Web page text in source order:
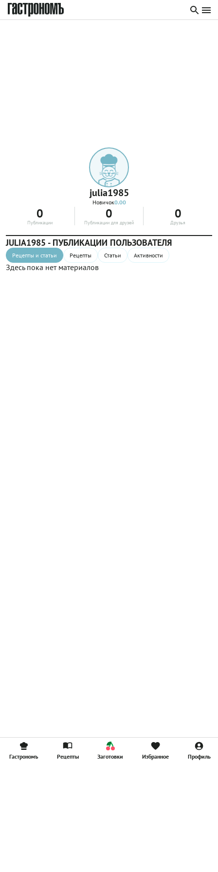
julia1985
Новичок0.00
0
Публикации
0
Публикации для друзей
0
Друзья
JULIA1985 - ПУБЛИКАЦИИ ПОЛЬЗОВАТЕЛЯ
Рецепты и статьи Рецепты Статьи Активности
Здесь пока нет материалов
Гастрономъ Рецепты Заготовки Избранное Профиль